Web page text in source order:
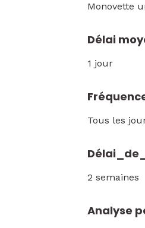
Monovette
Délai
1 jour
Tous les
2 semaines
Analyse